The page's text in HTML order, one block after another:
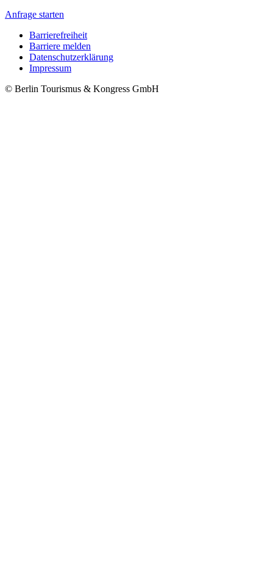
Anfrage starten
Metanavigation
Barrierefreiheit
Barriere melden
Datenschutzerklärung
Impressum
© Berlin Tourismus & Kongress GmbH